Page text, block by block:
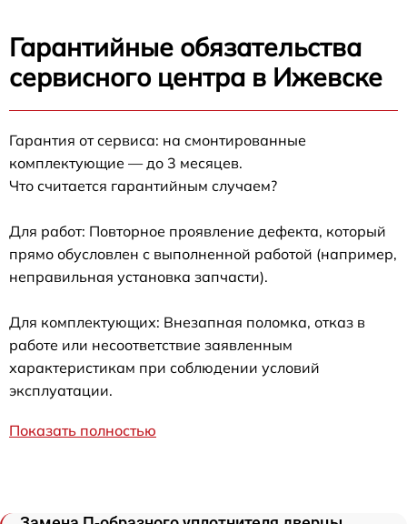
Гарантийные обязательства
сервисного центра в Ижевске
Гарантия от сервиса: на смонтированные
комплектующие — до 3 месяцев.
Что считается гарантийным случаем?
Для работ: Повторное проявление дефекта, который
прямо обусловлен с выполненной работой (например,
неправильная установка запчасти).
Для комплектующих: Внезапная поломка, отказ в
работе или несоответствие заявленным
характеристикам при соблюдении условий
эксплуатации.
Показать полностью